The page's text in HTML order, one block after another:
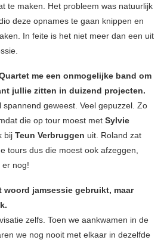
te maken. Het probleem was natuurlijk
deze opnames te gaan knippen en
In feite is het niet meer dan een uit
me een onmogelijke band om
jullie zitten in duizend projecten.
spannend geweest. Veel gepuzzel. Zo
die op tour moest met Sylvie
bij Teun Verbruggen uit. Roland zat
tours dus die moest ook afzeggen,
er nog!
woord jamsessie gebruikt, maar
zelfs. Toen we aankwamen in de
we nog nooit met elkaar in dezelfde